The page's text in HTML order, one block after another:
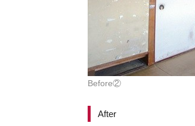
Before②
After